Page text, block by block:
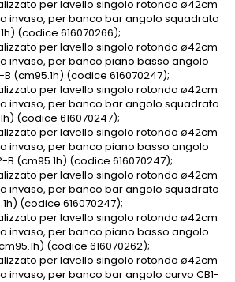
per lavello singolo rotondo ø42cm
invaso, per banco bar angolo squadrato
(codice 616070266);
per lavello singolo rotondo ø42cm
invaso, per banco piano basso angolo
(cm95.1h) (codice 616070247);
per lavello singolo rotondo ø42cm
invaso, per banco bar angolo squadrato
(codice 616070247);
per lavello singolo rotondo ø42cm
invaso, per banco piano basso angolo
(cm95.1h) (codice 616070247);
per lavello singolo rotondo ø42cm
invaso, per banco bar angolo squadrato
(codice 616070247);
per lavello singolo rotondo ø42cm
invaso, per banco piano basso angolo
(codice 616070262);
per lavello singolo rotondo ø42cm
invaso, per banco bar angolo curvo CB1-